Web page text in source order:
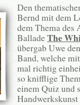
Den
Bernd mit dem
dem Thema des
BalladeThe
übergab Uwe
Band, welche
mal richtig
so knifflige
einem Quiz und